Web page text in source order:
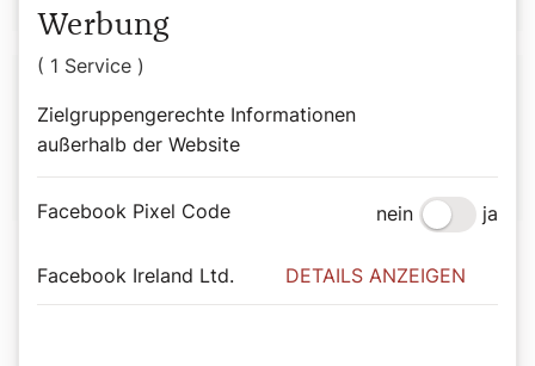
Heinz Niederleitner
Werbung
( 1 Service )
Zielgruppengerechte Informationen
außerhalb der Website
Facebook Pixel Code nein ja
Facebook Ireland Ltd. DETAILS ANZEIGEN